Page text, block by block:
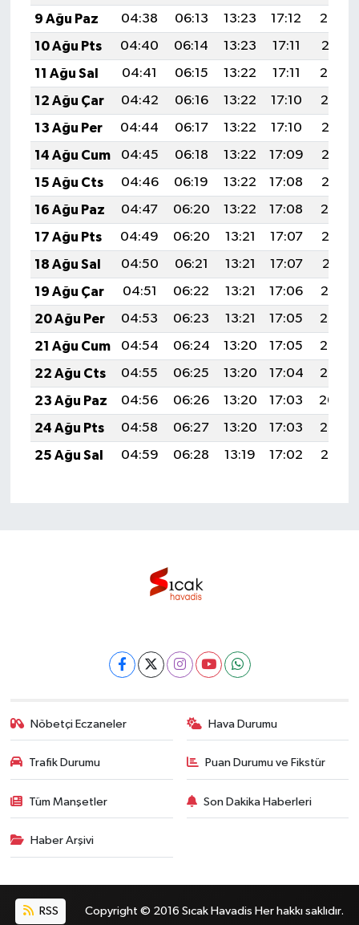
9 Ağu Paz
04:38 06:13 13:23 17:12
20:22
10 Ağu Pts
04:40 06:14 13:23 17:11
20:21
11 Ağu Sal
04:41 06:15 13:22 17:11
20:20
12 Ağu Çar
04:42 06:16 13:22 17:10
20:19
13 Ağu Per
04:44 06:17 13:22 17:10
20:17
14 Ağu Cum
04:45 06:18 13:22 17:09
20:16
15 Ağu Cts
04:46 06:19 13:22 17:08
20:15
16 Ağu Paz
04:47 06:20 13:22 17:08
20:14
17 Ağu Pts
04:49 06:20 13:21 17:07
20:12
18 Ağu Sal
04:50 06:21 13:21 17:07
20:11
19 Ağu Çar
04:51 06:22 13:21 17:06
20:10
20 Ağu Per
04:53 06:23 13:21 17:05
20:08
21 Ağu Cum
04:54 06:24 13:20 17:05
20:07
22 Ağu Cts
04:55 06:25 13:20 17:04
20:05
23 Ağu Paz
04:56 06:26 13:20 17:03
20:04
24 Ağu Pts
04:58 06:27 13:20 17:03
20:03
25 Ağu Sal
04:59 06:28 13:19 17:02 20:01
Nöbetçi Eczaneler Hava Durumu
Trafik Durumu Puan Durumu ve Fikstür
Tüm Manşetler Son Dakika Haberleri
Haber Arşivi
RSS Copyright © 2016 Sıcak Havadis Her hakkı saklıdır.